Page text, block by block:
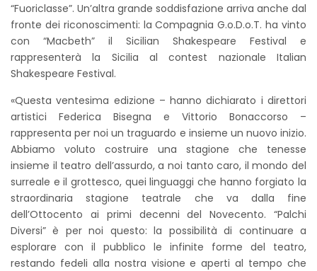
“Fuoriclasse”. Un’altra grande soddisfazione arriva anche dal
fronte dei riconoscimenti: la Compagnia G.o.D.o.T. ha vinto
con “Macbeth” il Sicilian Shakespeare Festival e
rappresenterà la Sicilia al contest nazionale Italian
Shakespeare Festival.
«Questa ventesima edizione – hanno dichiarato i direttori
artistici Federica Bisegna e Vittorio Bonaccorso –
rappresenta per noi un traguardo e insieme un nuovo inizio.
Abbiamo voluto costruire una stagione che tenesse
insieme il teatro dell’assurdo, a noi tanto caro, il mondo del
surreale e il grottesco, quei linguaggi che hanno forgiato la
straordinaria stagione teatrale che va dalla fine
dell’Ottocento ai primi decenni del Novecento. “Palchi
Diversi” è per noi questo: la possibilità di continuare a
esplorare con il pubblico le infinite forme del teatro,
restando fedeli alla nostra visione e aperti al tempo che